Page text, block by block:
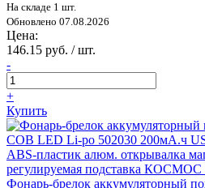
На складе 1 шт.
Обновлено 07.08.2026
Цена:
146.15 руб. / шт.
-
+
Купить
Фонарь-брелок аккумуляторный